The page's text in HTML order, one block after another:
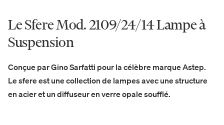
Le Sfere Mod. 2109/24/14 Lampe à
Suspension
Conçue par Gino Sarfatti pour la célèbre marque Astep.
Le sfere est une collection de lampes avec une structure
en acier et un diffuseur en verre opale soufflé.